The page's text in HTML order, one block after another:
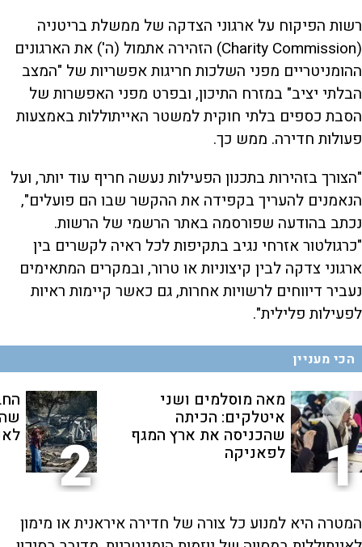
רשות הפיקוח על ארגוני הצדקה של ממשלת בריטניה
(Charity Commission) הזהירה אתמול (ה') את הארגונים
ההומניטריים מפני השלכות חריגות אפשריות של "המצב
הבלתי יציב" במזרח התיכון, ובפרט מפני האפשרות של
הסבת כספים בלתי חוקית למשטר האייתוללות באמצעות
פעולות חדירה. ממש כך.
"הצורך בזהירות בתכנון הפעילות נעשה חריף עוד יותר, ועל
הנאמנים להעריך בקפידה את ההקשר שבו הם פועלים",
נכתב בהודעה שפורסמה באתר הרשמי של הרשות.
"כרגולטור אזרחי נגיב בתקיפות לכל ראיה לקשרים בין
ארגוני צדקה לבין קיצוניות או טרור, ובמקרים המתאימים
נעביר דיווחים לרשויות אחרות, גם כאשר קיימות ראיות
לפעילות פלילית".
הכי מעניין
1
מאה מוסלמים ושני
איטלקים: הכיתה
שהכניסה את ארץ המגף
לפאניקה 2
המטרה היא למנוע כל צורה של חדירה איראנית או מימון